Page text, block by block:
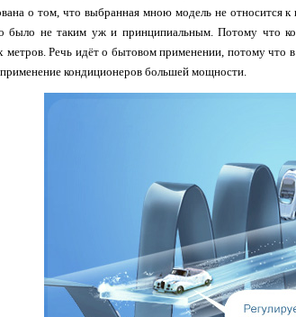
о том, что выбранная мною модель не относится
было не таким уж и принципиальным. Потому что
метров. Речь идёт о бытовом применении, потому
кондиционеров большей мощности.